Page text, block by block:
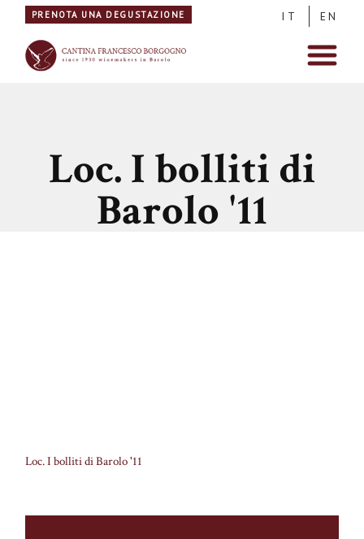
PRENOTA UNA DEGUSTAZIONE IT EN
Loc. I bolliti di
Barolo '11
Loc. I bolliti di Barolo '11